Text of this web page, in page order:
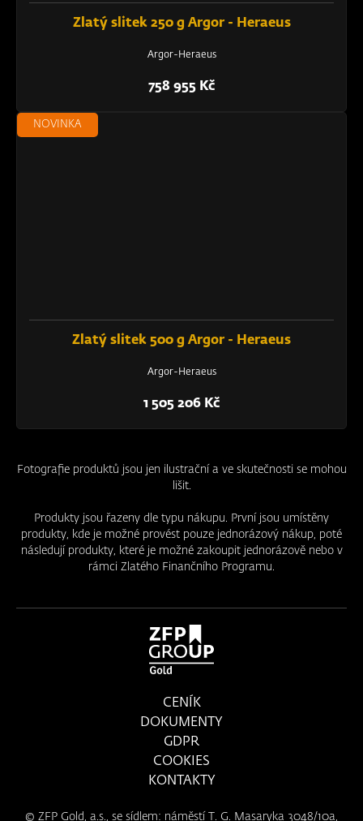
Zlatý slitek 250 g Argor - Heraeus
Argor-Heraeus
758 955 Kč
NOVINKA
Zlatý slitek 500 g Argor - Heraeus
Argor-Heraeus
1 505 206 Kč
Fotografie produktů jsou jen ilustrační a ve skutečnosti se mohou
lišit.
Produkty jsou řazeny dle typu nákupu. První jsou umístěny
produkty, kde je možné provést pouze jednorázový nákup, poté
následují produkty, které je možné zakoupit jednorázově nebo v
rámci Zlatého Finančního Programu.
CENÍK
DOKUMENTY
GDPR
COOKIES
KONTAKTY
© ZFP Gold, a.s., se sídlem: náměstí T. G. Masaryka 3048/10a,